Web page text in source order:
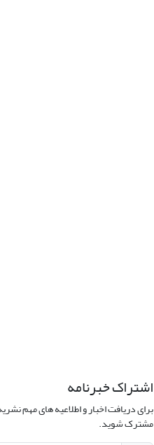
اشتراک خبرنامه
برای دریافت اخبار و اطلاعیه های مهم
مشترک شوید.